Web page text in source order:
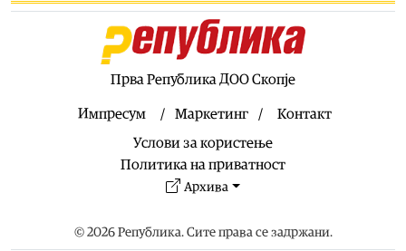
со невроинвазивна форма
Вкупно 18 пожари на отворено денеска до 18
часот, два се активни
шанси да преживеам, денес живеам со полна брзина
Унгарскиот парламент во вторник го избира
Прва Република ДОО Скопје
Импресум Маркетинг
Контакт
Услови за користење
Политика на приватност
Архива
© 2026 Република. Сите права се задржани.